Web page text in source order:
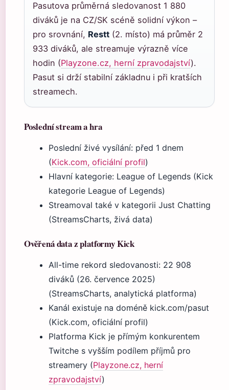
Pasutova průměrná sledovanost 1 880
diváků je na CZ/SK scéně solidní výkon –
pro srovnání, Restt (2. místo) má průměr 2
933 diváků, ale streamuje výrazně více
hodin (Playzone.cz, herní zpravodajství).
Pasut si drží stabilní základnu i při kratších
streamech.
Poslední stream a hra
Poslední živé vysílání: před 1 dnem
(Kick.com, oficiální profil)
Hlavní kategorie: League of Legends (Kick
kategorie League of Legends)
Streamoval také v kategorii Just Chatting
(StreamsCharts, živá data)
Ověřená data z platformy Kick
All-time rekord sledovanosti: 22 908
diváků (26. července 2025)
(StreamsCharts, analytická platforma)
Kanál existuje na doméně kick.com/pasut
(Kick.com, oficiální profil)
Platforma Kick je přímým konkurentem
Twitche s vyšším podílem příjmů pro
streamery (Playzone.cz, herní
zpravodajství)